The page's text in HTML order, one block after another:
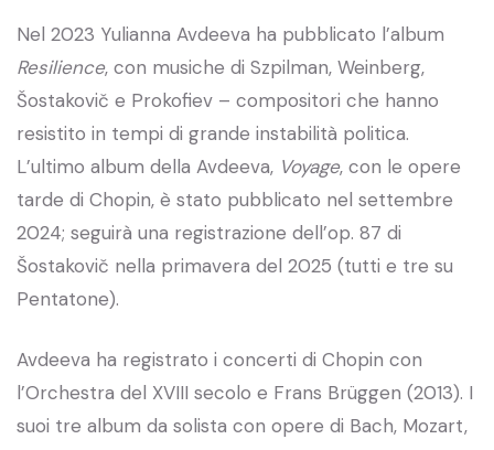
Nel 2023 Yulianna Avdeeva ha pubblicato l’album
Resilience, con musiche di Szpilman, Weinberg,
Šostakovič e Prokofiev – compositori che hanno
resistito in tempi di grande instabilità politica.
L’ultimo album della Avdeeva, Voyage, con le opere
tarde di Chopin, è stato pubblicato nel settembre
2024; seguirà una registrazione dell’op. 87 di
Šostakovič nella primavera del 2025 (tutti e tre su
Pentatone).
Avdeeva ha registrato i concerti di Chopin con
l’Orchestra del XVIII secolo e Frans Brüggen (2013). I
suoi tre album da solista con opere di Bach, Mozart,